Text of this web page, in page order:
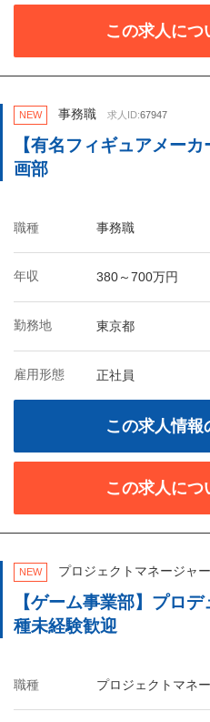
この求人につ
NEW 事務職 求人ID:67947
【有名フィギュアメー
画部
職種 事務職
年収 380～700万円
勤務地 東京都
雇用形態 正社員
この求人情報
この求人につ
NEW プロジェクトマネージャー
【ゲーム事業部】プロ
種未経験歓迎
職種 プロジェクトマネ